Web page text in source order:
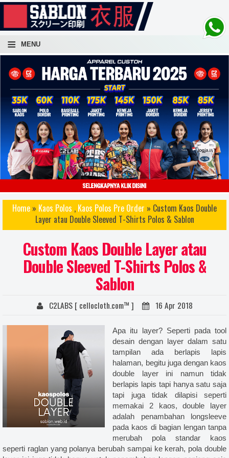
-->
sablon kaos lusinan, sablon kaos ratusan, sablon kaos ribuan, sablon kaos cepat, sablon kaos
sablon kaos distro terbaik, sablon kaos bagus, sablon kaos keren, sablo kaos rubber, sablon kaos
kaos, sablon kaos yogyakarta, sablon kaos jogja, sablon kaos dan konveksi kaos, sablon kaos
kaos distro, harga sablon kaos manual satuan, harga sablon kaos digital, harga sablon kaos
sendiri, harga sablon kaos satuan, sablon kaos digital, sablon kaos jogja, harga sablon kaos manual,
online, sablon kaos online, sablon kaos cod yogyakarta, sablon kaos digital, sablon kaos polyflex,
kaos full print manual, sablon ukuran besar, sablon kaos ukruan besar, sablon kaos fullprint manual
ukuran gede, sablon kaos full, sablon kaos manual full, sablon kaos besar, sablon kaos distro, sablon
hd, harga sablon high density, cara sablon plastisol timbul, sablon timbul karet, plastisol high
sablon plastisol, sablon plastisol vs polyflex, harga sablon plastisol, contoh sablon rubber, ciri ciri
sablon plastisol, harga sablon, harga jasa sablon kaos manual, harga sablon tanpa kaos, harga
kaos manual satuan, harga sablon kaos digital, harga sablon kaos yogyakarta, sablon kaos kelas,
kaos club, sablon kaos promosi, sablon kaos oleh oleh, sablon kaos suka suka, harga sablon kaos
desain kaos sablon, sablon jogja, sablon yogyakarta, bikin kaos desain sendiri, harga sablon kaos
sablon kaos murah, harga sablon kaos manual, sablon kaos jogja, sablon glow in the dark, harga
harga kaos glow in the dark, cara merawat kaos glow in the dark, jasa sablon glow in the dark
≡ MENU
Home » Kaos Polos , Kaos Polos Pre Order » Custom Kaos Double
Layer atau Double Sleeved T-Shirts Polos & Sablon
Custom Kaos Double Layer atau
Double Sleeved T-Shirts Polos &
Sablon
C2LABS [ cellocloth.com™ ] 16 Apr 2018
Apa itu layer? Seperti pada tool
desain dengan layer dalam satu
tampilan ada berlapis lapis
halaman, begitu juga dengan kaos
double layer ini namun tidak
berlapis lapis tapi hanya satu saja
tapi juga tidak dilapisi seperti
memakai 2 kaos, double layer
adalah penambahan longsleeve
pada kaos di bagian lengan tanpa
merubah pola standar kaos
seperti raglan yang polanya berubah sampai ke kerah, pola double